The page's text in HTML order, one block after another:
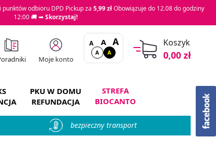
odbioru DPD Pickup za 5,99 złObowiązuje do 12.08 do godziny
12:00 🚚 ➡Skorzystaj!
Moje konto
A A A
A A
Koszyk
0,00 zł
PKU W DOMU
REFUNDACJA
STREFA
BIOCANTO
bezpieczny transport